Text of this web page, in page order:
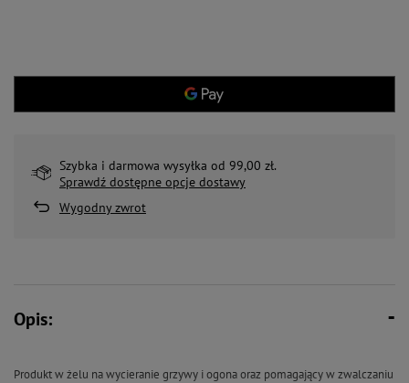
Szybka i darmowa wysyłka od 99,00 zł.
Sprawdź dostępne opcje dostawy
Wygodny zwrot
Opis:
Produkt w żelu na wycieranie grzywy i ogona oraz pomagający w zwalczaniu